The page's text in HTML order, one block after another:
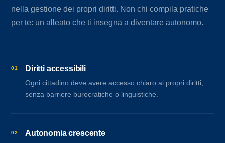
nella gestione dei propri diritti. Non chi compila pratiche
per te: un alleato che ti insegna a diventare autonomo.
01 Diritti accessibili
Ogni cittadino deve avere accesso chiaro ai propri diritti,
senza barriere burocratiche o linguistiche.
02 Autonomia crescente